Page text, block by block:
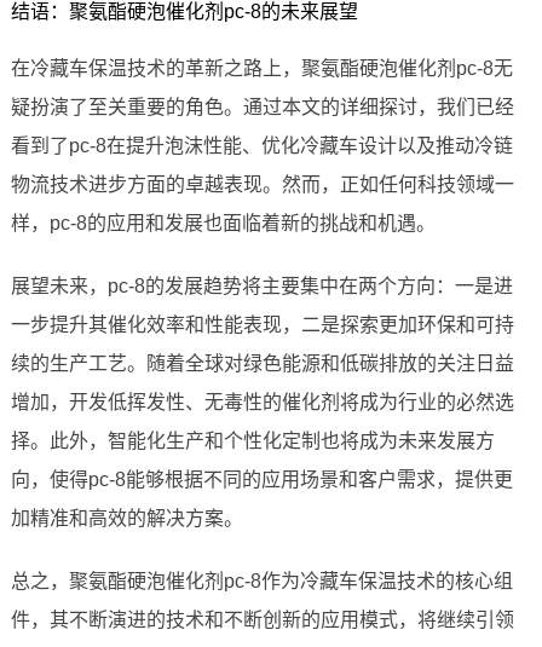
结语：聚氨酯硬泡催化剂pc-8的未来展望
在冷藏车保温技术的革新之路上，聚氨酯硬泡催化剂pc-8无
疑扮演了至关重要的角色。通过本文的详细探讨，我们已经
看到了pc-8在提升泡沫性能、优化冷藏车设计以及推动冷链
物流技术进步方面的卓越表现。然而，正如任何科技领域一
样，pc-8的应用和发展也面临着新的挑战和机遇。
展望未来，pc-8的发展趋势将主要集中在两个方向：一是进
一步提升其催化效率和性能表现，二是探索更加环保和可持
续的生产工艺。随着全球对绿色能源和低碳排放的关注日益
增加，开发低挥发性、无毒性的催化剂将成为行业的必然选
择。此外，智能化生产和个性化定制也将成为未来发展方
向，使得pc-8能够根据不同的应用场景和客户需求，提供更
加精准和高效的解决方案。
总之，聚氨酯硬泡催化剂pc-8作为冷藏车保温技术的核心组
件，其不断演进的技术和不断创新的应用模式，将继续引领